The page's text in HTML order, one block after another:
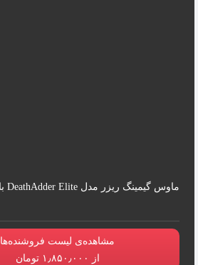
ماوس گیمینگ ریزر مدل DeathAdder Elite با سیم
مشاهده‌ی لیست فروشنده‌ها
از ۱٫۸۵۰٫۰۰۰ تومان